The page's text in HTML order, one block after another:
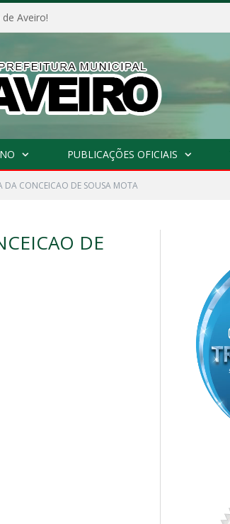
Aveiro!
PUBLICAÇÕES OFICIAIS
DA CONCEICAO DE SOUSA MOTA
DE